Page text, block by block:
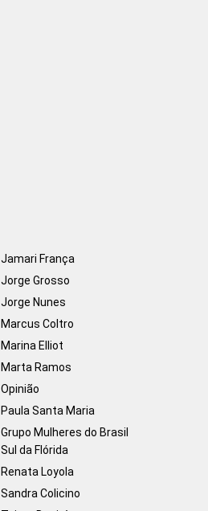
Jamari França
Jorge Grosso
Jorge Nunes
Marcus Coltro
Marina Elliot
Marta Ramos
Opinião
Paula Santa Maria
Grupo Mulheres do Brasil
Sul da Flórida
Renata Loyola
Sandra Colicino